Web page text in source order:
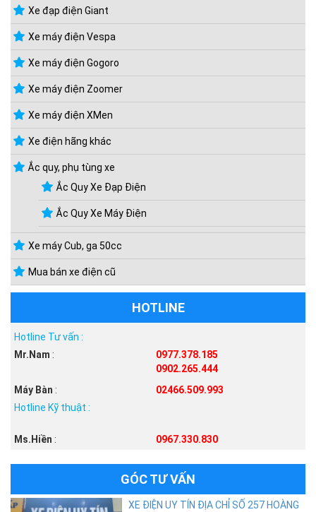
Xe đạp điện Giant
Xe máy điện Vespa
Xe máy điện Gogoro
Xe máy điện Zoomer
Xe máy điện XMen
Xe điện hãng khác
Ắc quy, phụ tùng xe
Ắc Quy Xe Đạp Điện
Ắc Quy Xe Máy Điện
Xe máy Cub, ga 50cc
Mua bán xe điện cũ
HOTLINE
Hotline Tư vấn :
Mr.Nam :
0977.378.185
0902.265.444
Máy Bàn :
02466.509.993
Hotline Kỹ thuật :
Ms.Hiền : 0967.330.830
GÓC TƯ VẤN
XE ĐIỆN UY TÍN ĐỊA CHỈ SỐ 257 HOÀNG